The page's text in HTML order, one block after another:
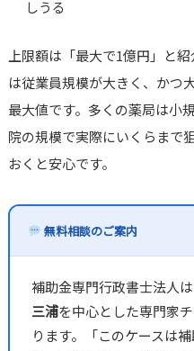
しうる
上限額は「最大で1億円」と
は従業員規模が大きく、かつ
最大値です。多くの薬局は小
院の規模で実際にいくらまで
おくと安心です。
無料相談のご案内
補助金専門行政書士法人
三浦を中心とした専門家
ります。「このケースは